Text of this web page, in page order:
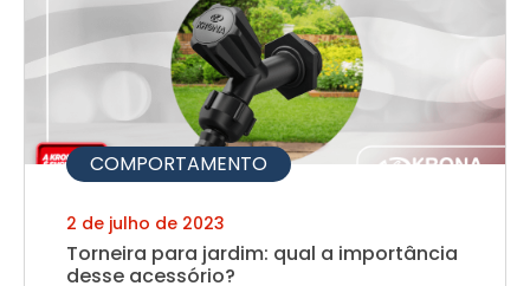
COMPORTAMENTO
2 de julho de 2023
Torneira para jardim: qual a importância
desse acessório?